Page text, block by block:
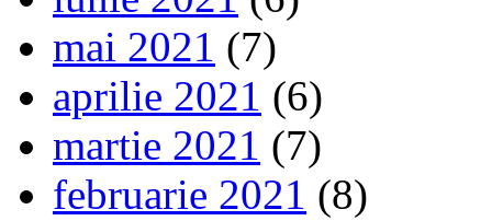
mai 2021 (7)
aprilie 2021 (6)
martie 2021 (7)
februarie 2021 (8)